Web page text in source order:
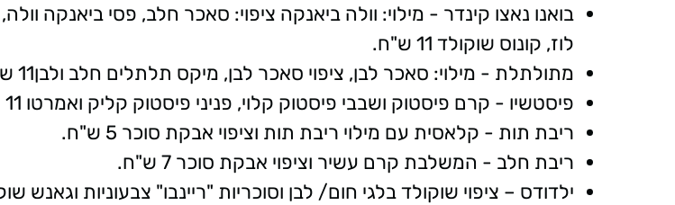
בואנו נאצו קינדר - מילוי: וולה ביאנקה ציפוי: סאכר חלב, פסי ביאנקה
לוז, קונוס שוקולד 11 ש"ח.
מתולתלת - מילוי: סאכר לבן, ציפוי סאכר לבן, מיקס תלתלים חלב ולבן11 ש"ח.
פיסטשיו - קרם פיסטוק ושבבי פיסטוק קלוי, פניני פיסטוק קליק ואמרטו 11 ש"ח.
ריבת תות - קלאסית עם מילוי ריבת תות וציפוי אבקת סוכר 5 ש"ח.
ריבת חלב - המשלבת קרם עשיר וציפוי אבקת סוכר 7 ש"ח.
ילדודס – ציפוי שוקולד בלגי חום/ לבן וסוכריות "ריינבו" צבעוניות וגאנש שוקולד